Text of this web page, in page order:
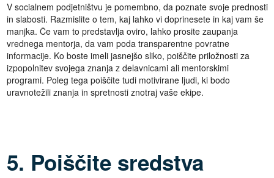
V socialnem podjetništvu je pomembno, da poznate svoje prednosti
in slabosti. Razmislite o tem, kaj lahko vi doprinesete in kaj vam še
manjka. Če vam to predstavlja oviro, lahko prosite zaupanja
vrednega mentorja, da vam poda transparentne povratne
informacije. Ko boste imeli jasnejšo sliko, poiščite priložnosti za
izpopolnitev svojega znanja z delavnicami ali mentorskimi
programi. Poleg tega poiščite tudi motivirane ljudi, ki bodo
uravnotežili znanja in spretnosti znotraj vaše ekipe.
5. Poiščite sredstva